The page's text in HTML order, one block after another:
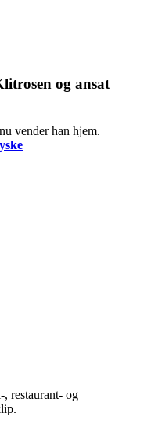
og ansat
vender han hjem.
restaurant- og